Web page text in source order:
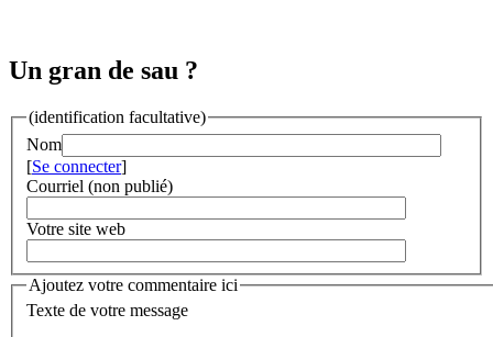
Un gran de sau ?
(identification facultative)
Nom
[Se connecter]
Courriel (non publié)
Votre site web
Ajoutez votre commentaire ici
Texte de votre message